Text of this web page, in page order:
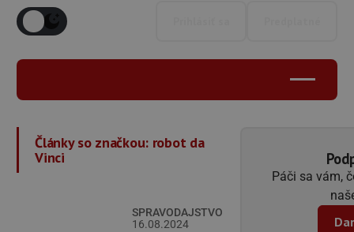
Články so značkou: robot da
Vinci
SPRAVODAJSTVO
16.08.2024
Páči sa vám,